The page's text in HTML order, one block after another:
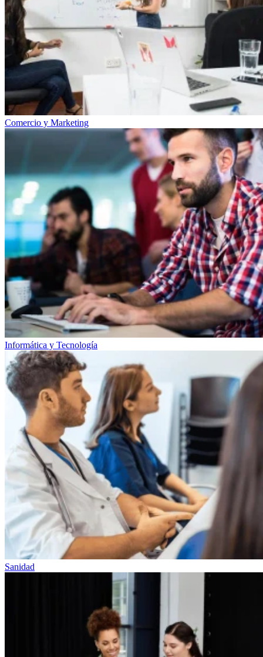
Comercio y Marketing
Informática y Tecnología
Sanidad